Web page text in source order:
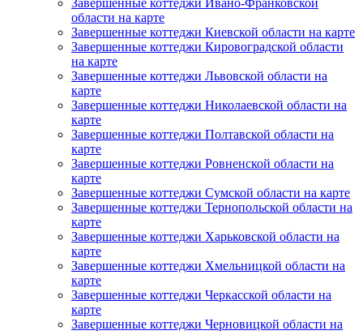
Завершенные коттеджи Ивано-Франковской
области на карте
Завершенные коттеджи Киевской области на карте
Завершенные коттеджи Кировоградской области
на карте
Завершенные коттеджи Львовской области на
карте
Завершенные коттеджи Николаевской области на
карте
Завершенные коттеджи Полтавской области на
карте
Завершенные коттеджи Ровненской области на
карте
Завершенные коттеджи Сумской области на карте
Завершенные коттеджи Тернопольской области на
карте
Завершенные коттеджи Харьковской области на
карте
Завершенные коттеджи Хмельницкой области на
карте
Завершенные коттеджи Черкасской области на
карте
Завершенные коттеджи Черновицкой области на